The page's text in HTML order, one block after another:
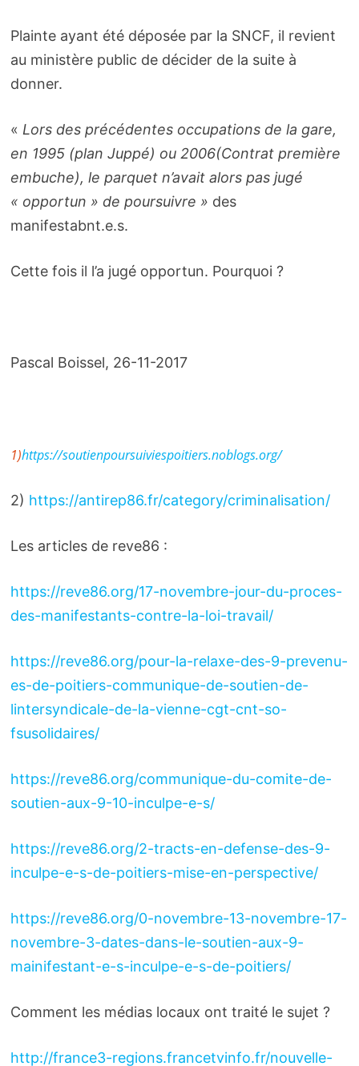
Plainte ayant été déposée par la SNCF, il revient
au ministère public de décider de la suite à
donner.
« Lors des précédentes occupations de la gare,
en 1995 (plan Juppé) ou 2006(Contrat première
embuche), le parquet n’avait alors pas jugé
« opportun » de poursuivre » des
manifestabnt.e.s.
Cette fois il l’a jugé opportun. Pourquoi ?
Pascal Boissel, 26-11-2017
1)https://soutien­pour­sui­vies­poi­tiers.noblogs.org/
2) https://antirep86.fr/category/criminalisation/
Les articles de reve86 :
https://reve86.org/17-novembre-jour-du-proces-
des-manifestants-contre-la-loi-travail/
https://reve86.org/pour-la-relaxe-des-9-prevenu-
es-de-poitiers-communique-de-soutien-de-
lintersyndicale-de-la-vienne-cgt-cnt-so-
fsusolidaires/
https://reve86.org/communique-du-comite-de-
soutien-aux-9-10-inculpe-e-s/
https://reve86.org/2-tracts-en-defense-des-9-
inculpe-e-s-de-poitiers-mise-en-perspective/
https://reve86.org/0-novembre-13-novembre-17-
novembre-3-dates-dans-le-soutien-aux-9-
mainifestant-e-s-inculpe-e-s-de-poitiers/
Comment les médias locaux ont traité le sujet ?
http://france3-regions.francetvinfo.fr/nouvelle-